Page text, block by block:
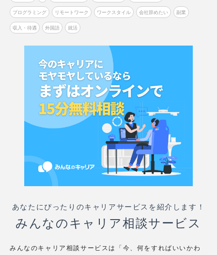
プログラミング リモートワーク ワークスタイル 会社辞めたい 副業
収入・待遇 外国語 就活
あなたにぴったりのキャリアサービスを紹介します！
みんなのキャリア相談サービス
みんなのキャリア相談サービスは「今、何をすればいいかわ